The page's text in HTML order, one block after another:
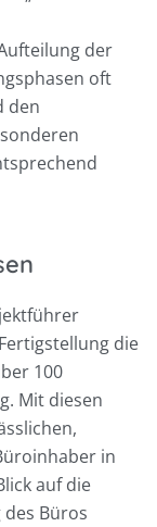
der
oft
den
die
100
Mit diesen
in
auf die
Büros